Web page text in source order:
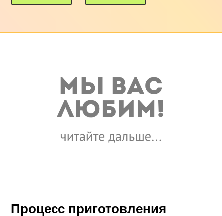
Процесс приготовления